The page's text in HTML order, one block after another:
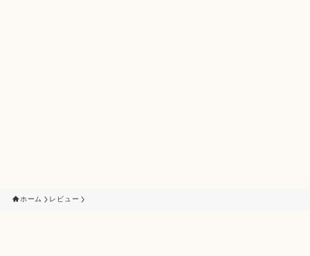
ホーム レビュー